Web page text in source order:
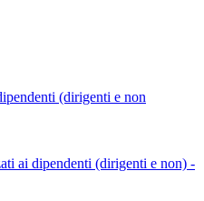
(dirigenti e non
ai dipendenti (dirigenti e non) -